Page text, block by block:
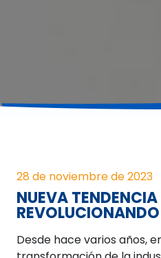
28 de noviembre de 2023
NUEVA
Desde hace varios años,